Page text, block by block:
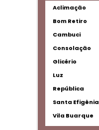
Aclimação
Bom Retiro
Cambuci
Consolação
Glicério
Luz
República
Santa Efigênia
Vila Buarque